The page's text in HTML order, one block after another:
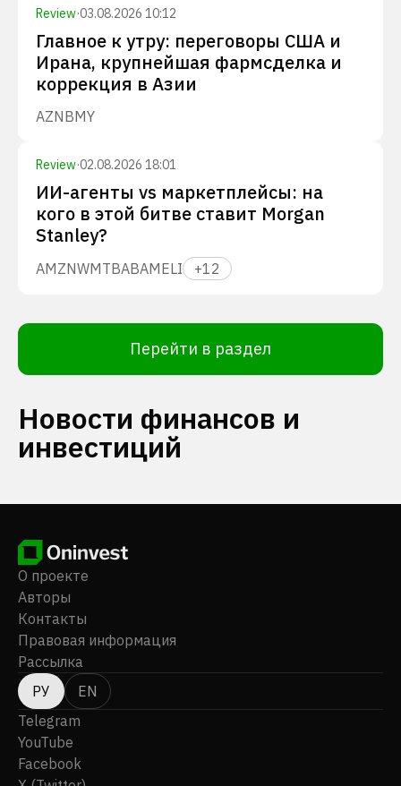
Review·03.08.2026 10:12
Главное к утру: переговоры США и
Ирана, крупнейшая фармсделка и
коррекция в Азии
AZNBMY
Review·02.08.2026 18:01
ИИ-агенты vs маркетплейсы: на
кого в этой битве ставит Morgan
Stanley?
AMZNWMTBABAMELI +12
Перейти в раздел
Новости финансов и
инвестиций
О проекте
Авторы
Контакты
Правовая информация
Рассылка
РУ
EN
Telegram
YouTube
Facebook